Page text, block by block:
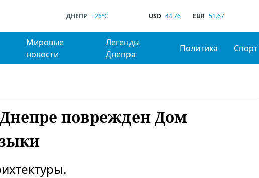
ДНЕПР +26°C USD 44.76 EUR 51.67
Мировые
новости
Легенды
Днепра
Политика Спорт
поврежден Дом